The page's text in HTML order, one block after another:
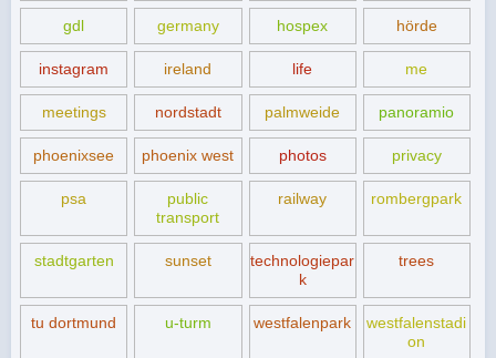
gdl germany hospex hörde
instagram ireland life me
meetings nordstadt palmweide panoramio
phoenixsee phoenix west photos privacy
psa
public
transport
railway rombergpark
stadtgarten sunset
technologiepar
k
trees
tu dortmund u-turm westfalenpark
westfalenstadi
on